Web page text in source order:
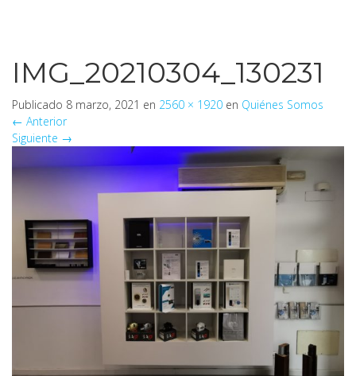
IMG_20210304_130231
Publicado 8 marzo, 2021 en 2560 × 1920 en Quiénes Somos
← Anterior
Siguiente →